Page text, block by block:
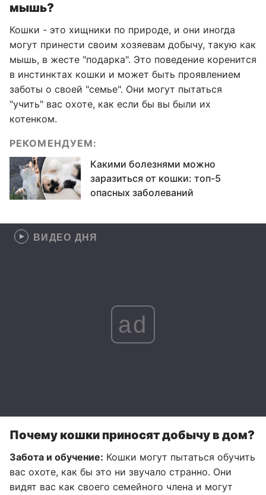
мышь?
Кошки - это хищники по природе, и они иногда
могут принести своим хозяевам добычу, такую как
мышь, в жесте "подарка". Это поведение коренится
в инстинктах кошки и может быть проявлением
заботы о своей "семье". Они могут пытаться
"учить" вас охоте, как если бы вы были их
котенком.
РЕКОМЕНДУЕМ:
Какими болезнями можно
заразиться от кошки: топ-5
опасных заболеваний
ВИДЕО ДНЯ
ad
Почему кошки приносят добычу в дом?
Забота и обучение: Кошки могут пытаться обучить
вас охоте, как бы это ни звучало странно. Они
видят вас как своего семейного члена и могут